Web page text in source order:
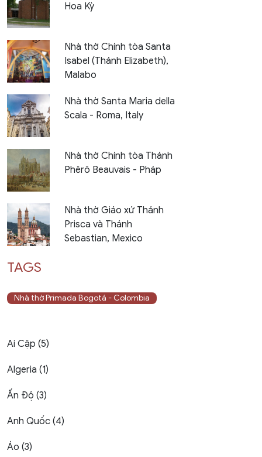
Hoa Kỳ
Nhà thờ Chính tòa Santa
Isabel (Thánh Elizabeth),
Malabo
Nhà thờ Santa Maria della
Scala - Roma, Italy
Nhà thờ Chính tòa Thánh
Phêrô Beauvais - Pháp
Nhà thờ Giáo xứ Thánh
Prisca và Thánh
Sebastian, Mexico
TAGS
Nhà thờ Primada Bogotá - Colombia
Ai Cập (5)
Algeria (1)
Ấn Độ (3)
Anh Quốc (4)
Áo (3)